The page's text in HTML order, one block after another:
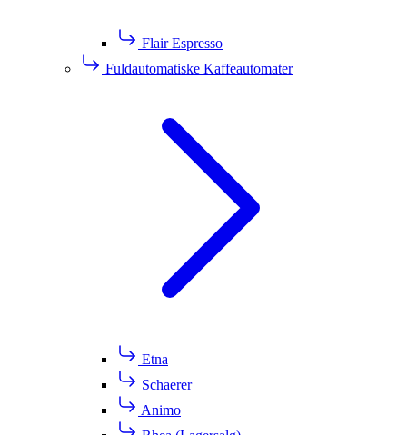
Flair Espresso
Fuldautomatiske Kaffeautomater
Etna
Schaerer
Animo